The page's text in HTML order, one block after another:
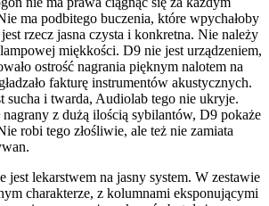
ma podbitego buczenia, które wpychałoby
rzecz jasna czysta i konkretna. Nie należy
miękkości. D9 nie jest urządzeniem,
ostrość nagrania pięknym nalotem na
fakturę instrumentów akustycznych.
sucha i twarda, Audiolab tego nie ukryje.
nagrany z dużą ilością sybilantów, D9 pokaże
robi tego złośliwie, ale też nie zamiata
jest lekarstwem na jasny system. W zestawie
charakterze, z kolumnami eksponującymi